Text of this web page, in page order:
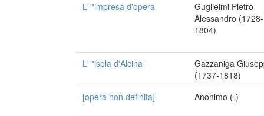
L' *impresa d'opera
Guglielmi Pietro
Alessandro (1728-
1804)
L' *isola d'Alcina
Gazzaniga
(1737-1818)
[opera non definita]
Anonimo (-)